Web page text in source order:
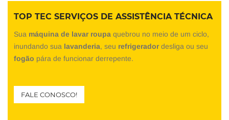
TOP TEC SERVIÇOS DE ASSISTÊNCIA TÉCNICA
Sua máquina de lavar roupa quebrou no meio de um ciclo,
inundando sua lavanderia, seu refrigeradordesliga ou seu
fogão pára de funcionar derrepente.
FALE CONOSCO!